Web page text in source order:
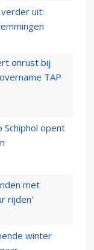
uit:
onrust bij
TAP
Schiphol opent
met
rijden'
winter